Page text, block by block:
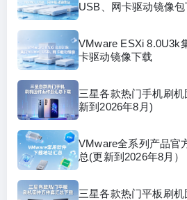
USB、网卡驱动镜像包
VMware ESXi 8.0U3k
卡驱动镜像下载
三星各款热门手机刷
新到2026年8月)
VMware全系列产品官
总(更新到2026年8月）
三星各款热门平板刷